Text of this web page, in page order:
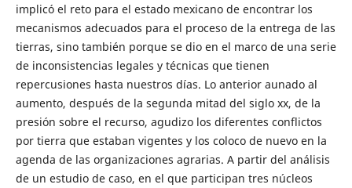
implicó el reto para el estado mexicano de encontrar los
mecanismos adecuados para el proceso de la entrega de las
tierras, sino también porque se dio en el marco de una serie
de inconsistencias legales y técnicas que tienen
repercusiones hasta nuestros días. Lo anterior aunado al
aumento, después de la segunda mitad del siglo xx, de la
presión sobre el recurso, agudizo los diferentes conflictos
por tierra que estaban vigentes y los coloco de nuevo en la
agenda de las organizaciones agrarias. A partir del análisis
de un estudio de caso, en el que participan tres núcleos